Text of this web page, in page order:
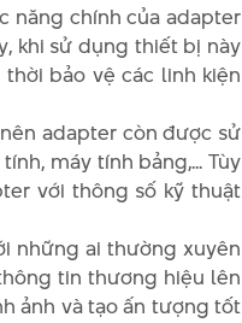
năng chính của adapter
khi sử dụng thiết bị này
bảo vệ các linh kiện
adapter còn được sử
máy tính bảng,... Tùy
với thông số kỹ thuật
những ai thường xuyên
tin thương hiệu lên
ảnh và tạo ấn tượng tốt